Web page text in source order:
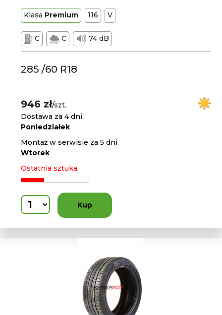
Klasa Premium 116 V
C C 74 dB
285 /60 R18
946 zł/szt.
Dostawa za 4 dni
Poniedziałek
Montaż w serwisie za 5 dni
Wtorek
Ostatnia sztuka
Kup